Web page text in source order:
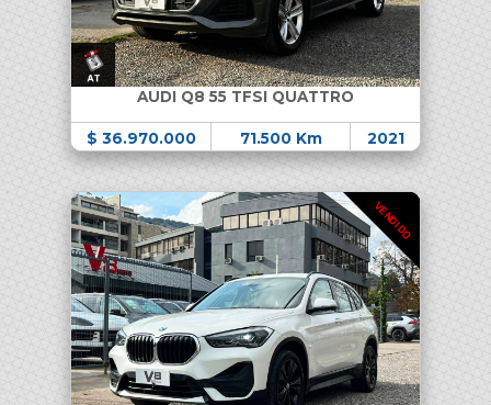
AUDI Q8 55 TFSI QUATTRO
$ 36.970.000 71.500 Km 2021
VENDIDO